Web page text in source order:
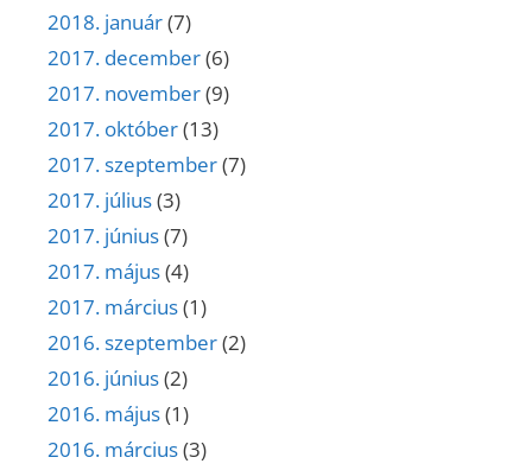
2018. január(7)
2017. december(6)
2017. november(9)
2017. október(13)
2017. szeptember(7)
2017. július(3)
2017. június(7)
2017. május(4)
2017. március(1)
2016. szeptember(2)
2016. június(2)
2016. május(1)
2016. március(3)